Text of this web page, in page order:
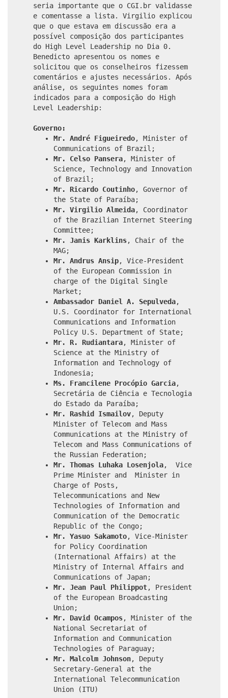
seria importante que o CGI.br validasse
e comentasse a lista. Virgilio explicou
que o que estava em discussão era a
possível composição dos participantes
do High Level Leadership no Dia 0.
Benedicto apresentou os nomes e
solicitou que os conselheiros fizessem
comentários e ajustes necessários. Após
análise, os seguintes nomes foram
indicados para a composição do High
Level Leadership:
Governo:
Mr. André Figueiredo, Minister of
Communications of Brazil;
Mr. Celso Pansera, Minister of
Science, Technology and Innovation
of Brazil;
Mr. Ricardo Coutinho, Governor of
the State of Paraíba;
Mr. Virgilio Almeida, Coordinator
of the Brazilian Internet Steering
Committee;
Mr. Janis Karklins, Chair of the
MAG;
Mr. Andrus Ansip, Vice-President
of the European Commission in
charge of the Digital Single
Market;
Ambassador Daniel A. Sepulveda,
U.S. Coordinator for International
Communications and Information
Policy U.S. Department of State;
Mr. R. Rudiantara, Minister of
Science at the Ministry of
Information and Technology of
Indonesia;
Ms. Francilene Procópio Garcia,
Secretária de Ciência e Tecnologia
do Estado da Paraíba;
Mr. Rashid Ismailov, Deputy
Minister of Telecom and Mass
Communications at the Ministry of
Telecom and Mass Communications of
the Russian Federation;
Mr. Thomas Luhaka Losenjola, Vice
Prime Minister and Minister in
Charge of Posts,
Telecommunications and New
Technologies of Information and
Communication of the Democratic
Republic of the Congo;
Mr. Yasuo Sakamoto, Vice-Minister
for Policy Coordination
(International Affairs) at the
Ministry of Internal Affairs and
Communications of Japan;
Mr. Jean Paul Philippot, President
of the European Broadcasting
Union;
Mr. David Ocampos, Minister of the
National Secretariat of
Information and Communication
Technologies of Paraguay;
Mr. Malcolm Johnson, Deputy
Secretary-General at the
International Telecommunication
Union (ITU)